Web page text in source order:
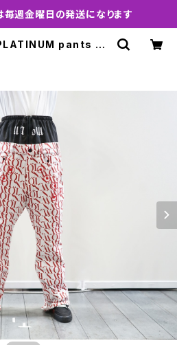
毎週金曜日の発送になります
pants 10